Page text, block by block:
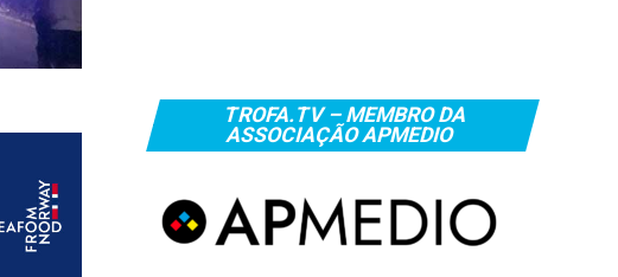
TROFA.TV – MEMBRO DA
ASSOCIAÇÃO APMEDIO